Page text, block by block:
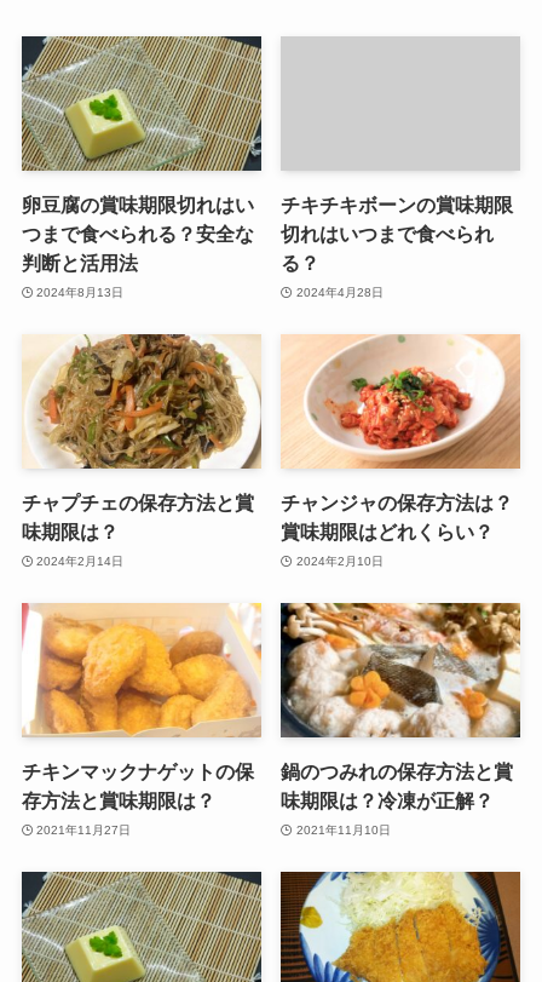
卵豆腐の賞味期限切れはい
つまで食べられる？安全な
判断と活用法
2024年8月13日
チキチキボーンの賞味期限
切れはいつまで食べられ
る？
2024年4月28日
チャプチェの保存方法と賞
味期限は？
2024年2月14日
チャンジャの保存方法は？
賞味期限はどれくらい？
2024年2月10日
チキンマックナゲットの保
存方法と賞味期限は？
2021年11月27日
鍋のつみれの保存方法と賞
味期限は？冷凍が正解？
2021年11月10日